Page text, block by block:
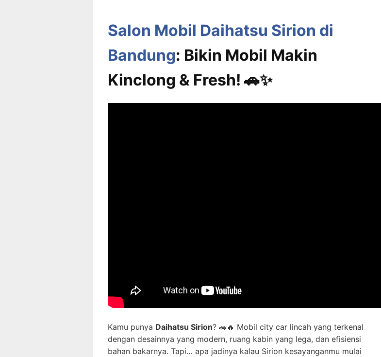
Salon Mobil Daihatsu Sirion di
Bandung: Bikin Mobil Makin
Kinclong & Fresh! 🚗✨
Kamu punya Daihatsu Sirion? 🚗🔥 Mobil city car lincah yang terkenal
dengan desainnya yang modern, ruang kabin yang lega, dan efisiensi
bahan bakarnya. Tapi… apa jadinya kalau Sirion kesayanganmu mulai